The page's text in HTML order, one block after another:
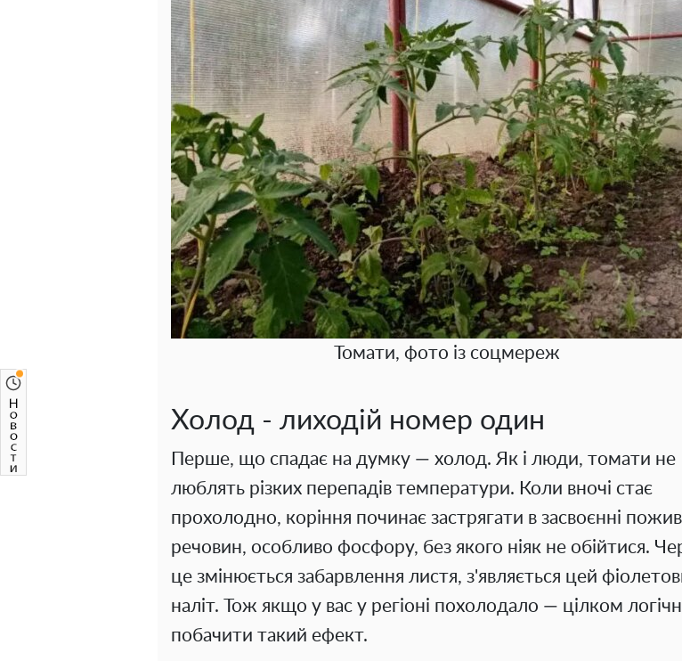
Томати, фото із соцмереж
Холод - лиходій номер один
Перше, що спадає на думку — холод. Як і люди, томати не
люблять різких перепадів температури. Коли вночі стає
прохолодно, коріння починає застрягати в засвоєнні
речовин, особливо фосфору, без якого ніяк не обійтися.
це змінюється забарвлення листя, з'являється цей
наліт. Тож якщо у вас у регіоні похолодало — цілком
побачити такий ефект.